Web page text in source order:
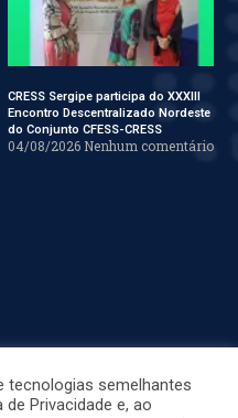
CRESS Sergipe participa do XXXIII
Encontro Descentralizado Nordeste
do Conjunto CFESS-CRESS
04/08/2026 Nenhum comentário
tecnologias semelhantes
Privacidade e, ao